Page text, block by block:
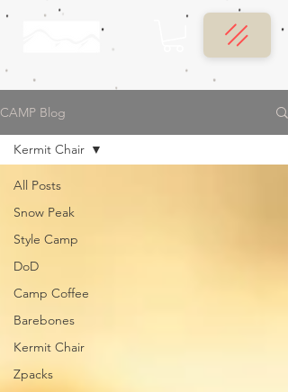
CAMP Blog
All Posts
Snow Peak
Style Camp
DoD
Camp Coffee
Barebones
Kermit Chair
Zpacks
Kermit Chair